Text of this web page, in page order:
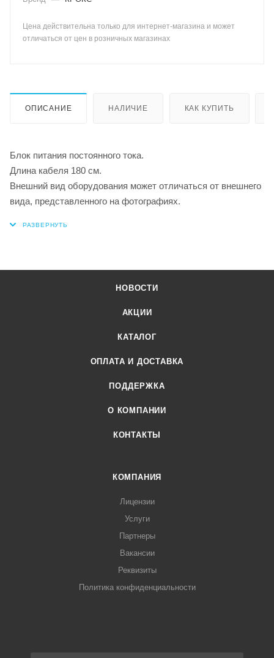
Цена действительна только для интернет-магазина и может
отличаться от цен в розничных магазинах
ОПИСАНИЕ НАЛИЧИЕ КАК КУПИТЬ
Блок питания постоянного тока.
Длина кабеля 180 см.
Внешний вид оборудования может отличаться от внешнего
вида, представленного на фотографиях.
НОВОСТИ
АКЦИИ
КАТАЛОГ
ОПЛАТА И ДОСТАВКА
ПОДДЕРЖКА
О КОМПАНИИ
КОНТАКТЫ
КОМПАНИЯ
Лицензии
Услуги
Партнеры
Вакансии
Реквизиты
Политика конфиденциальности